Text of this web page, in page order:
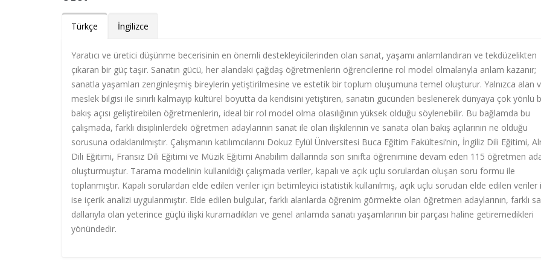
Türkçe İngilizce
Yaratıcı ve üretici düşünme becerisinin en önemli destekleyicilerinden olan sanat, yaşamı anlamlandıran ve tekdüzelikten
çıkaran bir güç taşır. Sanatın gücü, her alandaki çağdaş öğretmenlerin öğrencilerine rol model olmalarıyla anlam kazanır;
sanatla yaşamları zenginleşmiş bireylerin yetiştirilmesine ve estetik bir toplum oluşumuna temel oluşturur. Yalnızca alan
meslek bilgisi ile sınırlı kalmayıp kültürel boyutta da kendisini yetiştiren, sanatın gücünden beslenerek dünyaya çok yönlü
bakış açısı geliştirebilen öğretmenlerin, ideal bir rol model olma olasılığının yüksek olduğu söylenebilir. Bu bağlamda bu
çalışmada, farklı disiplinlerdeki öğretmen adaylarının sanat ile olan ilişkilerinin ve sanata olan bakış açılarının ne olduğu
sorusuna odaklanılmıştır. Çalışmanın katılımcılarını Dokuz Eylül Üniversitesi Buca Eğitim Fakültesi’nin, İngiliz Dili Eğitimi,
Dili Eğitimi, Fransız Dili Eğitimi ve Müzik Eğitimi Anabilim dallarında son sınıfta öğrenimine devam eden 115 öğretmen
oluşturmuştur. Tarama modelinin kullanıldığı çalışmada veriler, kapalı ve açık uçlu sorulardan oluşan soru formu ile
toplanmıştır. Kapalı sorulardan elde edilen veriler için betimleyici istatistik kullanılmış, açık uçlu sorudan elde edilen veriler
ise içerik analizi uygulanmıştır. Elde edilen bulgular, farklı alanlarda öğrenim görmekte olan öğretmen adaylarının, farklı
dallarıyla olan yeterince güçlü ilişki kuramadıkları ve genel anlamda sanatı yaşamlarının bir parçası haline getiremedikleri
yönündedir.